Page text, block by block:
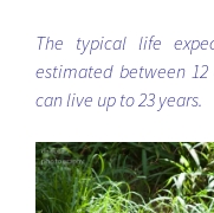
The typical life
estimated between
can live up to 23 years.